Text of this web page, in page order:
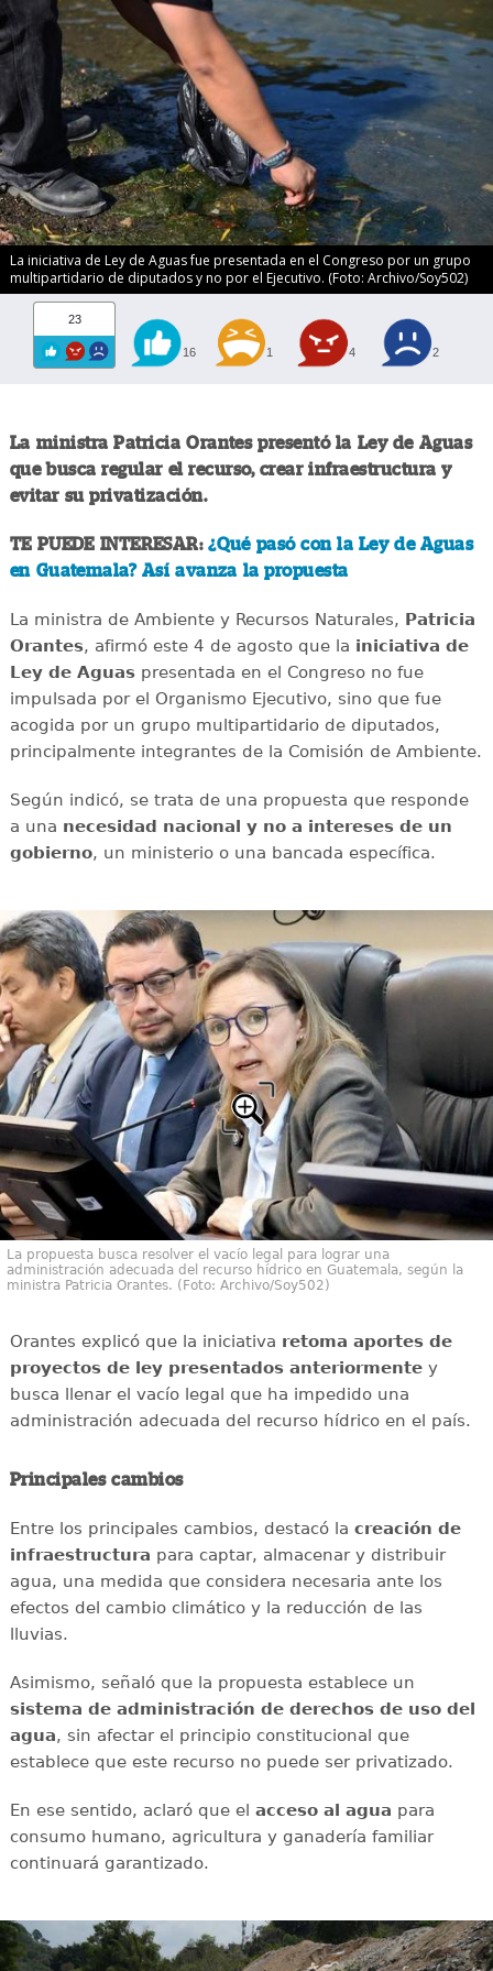
La iniciativa de Ley de Aguas fue presentada en el Congreso por un grupo
multipartidario de diputados y no por el Ejecutivo. (Foto: Archivo/Soy502)
23
16 1 4 2
La ministra Patricia Orantes presentó la Ley de Aguas
que busca regular el recurso, crear infraestructura y
evitar su privatización.
TE PUEDE INTERESAR:¿Qué pasó con la Ley de Aguas
en Guatemala? Así avanza la propuesta
La ministra de Ambiente y Recursos Naturales, Patricia
Orantes, afirmó este 4 de agosto que la iniciativa de
Ley de Aguaspresentada en el Congreso no fue
impulsada por el Organismo Ejecutivo, sino que fue
acogida por un grupo multipartidario de diputados,
principalmente integrantes de la Comisión de Ambiente.
Según indicó, se trata de una propuesta que responde
a una necesidad nacional y no a intereses de un
gobierno, un ministerio o una bancada específica.
La propuesta busca resolver el vacío legal para lograr una
administración adecuada del recurso hídrico en Guatemala, según la
ministra Patricia Orantes. (Foto: Archivo/Soy502)
Orantes explicó que la iniciativa retoma aportes de
proyectos de ley presentados anteriormentey
busca llenar el vacío legal que ha impedido una
administración adecuada del recurso hídrico en el país.
Principales cambios
Entre los principales cambios, destacó la creación de
infraestructura para captar, almacenar y distribuir
agua, una medida que considera necesaria ante los
efectos del cambio climático y la reducción de las
lluvias.
Asimismo, señaló que la propuesta establece un
sistema de administración de derechos de uso del
agua, sin afectar el principio constitucional que
establece que este recurso no puede ser privatizado.
En ese sentido, aclaró que el acceso al agua para
consumo humano, agricultura y ganadería familiar
continuará garantizado.